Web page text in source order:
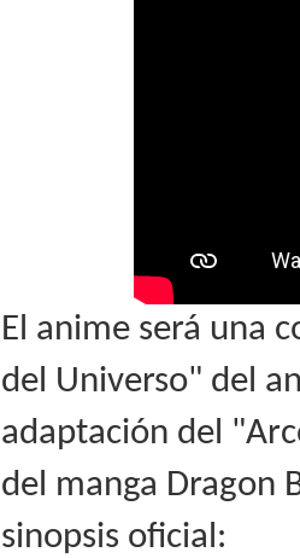
El anime será una
del Universo" del
adaptación del
del manga Dragon
sinopsis oficial: